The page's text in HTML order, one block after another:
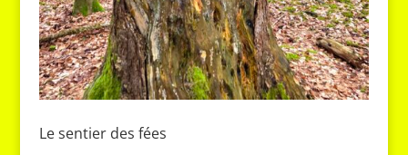
Le sentier des fées